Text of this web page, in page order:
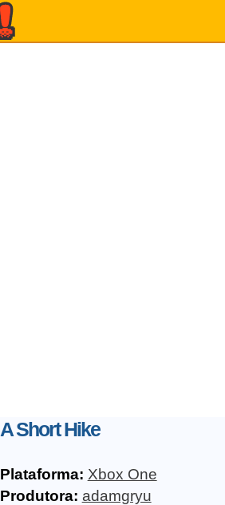
A Short Hike
Plataforma: Xbox One
Produtora: adamgryu